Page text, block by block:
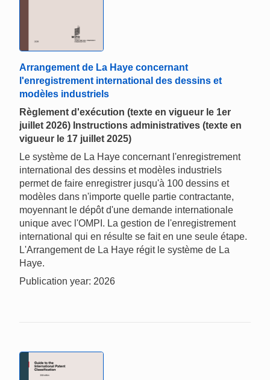
Arrangement de La Haye concernant
l'enregistrement international des dessins et
modèles industriels
Règlement d'exécution (texte en vigueur le 1er
juillet 2026) Instructions administratives (texte en
vigueur le 17 juillet 2025)
Le système de La Haye concernant l'enregistrement
international des dessins et modèles industriels
permet de faire enregistrer jusqu'à 100 dessins et
modèles dans n'importe quelle partie contractante,
moyennant le dépôt d'une demande internationale
unique avec l'OMPI. La gestion de l'enregistrement
international qui en résulte se fait en une seule étape.
L'Arrangement de La Haye régit le système de La
Haye.
Publication year: 2026